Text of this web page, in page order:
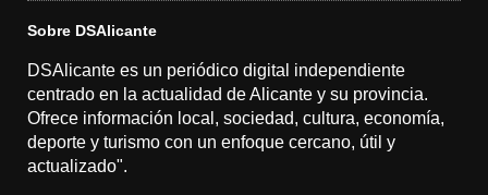
Sobre DSAlicante
DSAlicante es un periódico digital independiente
centrado en la actualidad de Alicante y su provincia.
Ofrece información local, sociedad, cultura, economía,
deporte y turismo con un enfoque cercano, útil y
actualizado".